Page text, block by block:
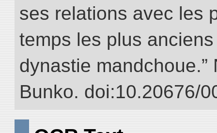
ses relations avec les
temps les plus
dynastie mandchoue.”
Bunko. doi:10.20676/